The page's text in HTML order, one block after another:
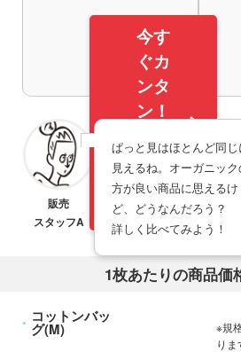
商品ページのリンク
今す
ぐカ
ンタ
ン！
見積
商品
ペー
ジへ
ぱっと見はほとんど同じ
見えるね。オーガニッ
方が良い商品に思えるけ
ど、どうなんだろう？
詳しく比べてみよう！
販売
スタッフA
1枚あたりの商品価
コットンバッ
グ(M)
コットンバッグ(M)
※規
りま